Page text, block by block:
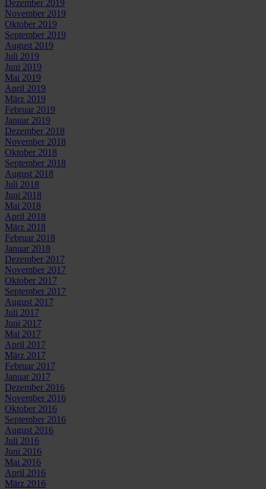
Dezember 2019
November 2019
Oktober 2019
September 2019
August 2019
Juli 2019
Juni 2019
Mai 2019
April 2019
März 2019
Februar 2019
Januar 2019
Dezember 2018
November 2018
Oktober 2018
September 2018
August 2018
Juli 2018
Juni 2018
Mai 2018
April 2018
März 2018
Februar 2018
Januar 2018
Dezember 2017
November 2017
Oktober 2017
September 2017
August 2017
Juli 2017
Juni 2017
Mai 2017
April 2017
März 2017
Februar 2017
Januar 2017
Dezember 2016
November 2016
Oktober 2016
September 2016
August 2016
Juli 2016
Juni 2016
Mai 2016
April 2016
März 2016